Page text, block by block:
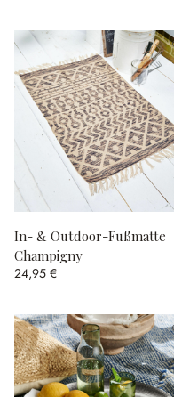
In- & Outdoor-Fußmatte
Champigny
24,95 €